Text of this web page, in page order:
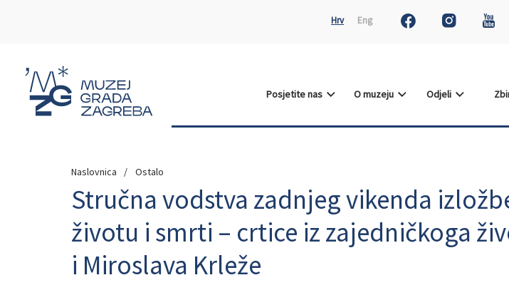
Hrv Eng
Posjetite nas O muzeju Odjeli
Naslovnica Ostalo
Stručna vodstva zadnjeg vikenda
životu i smrti – crtice iz zajedničkoga
i Miroslava Krleže